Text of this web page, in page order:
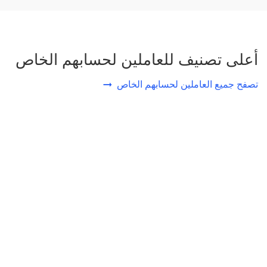
أعلى تصنيف للعاملين لحسابهم الخاص
تصفح جميع العاملين لحسابهم الخاص